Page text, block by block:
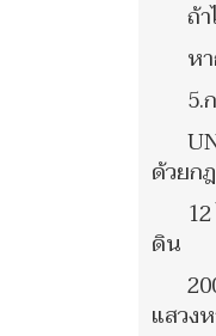
ถ้
ห
5.
ด้วยก
ดิน
แสวง